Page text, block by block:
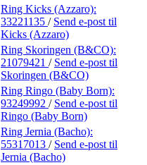
Ring Kicks (Azzaro):
33221135 / Send e-post til
Kicks (Azzaro)
Ring Skoringen (B&CO):
21079421 / Send e-post til
Skoringen (B&CO)
Ring Ringo (Baby Born):
93249992 / Send e-post til
Ringo (Baby Born)
Ring Jernia (Bacho):
55317013 / Send e-post til
Jernia (Bacho)